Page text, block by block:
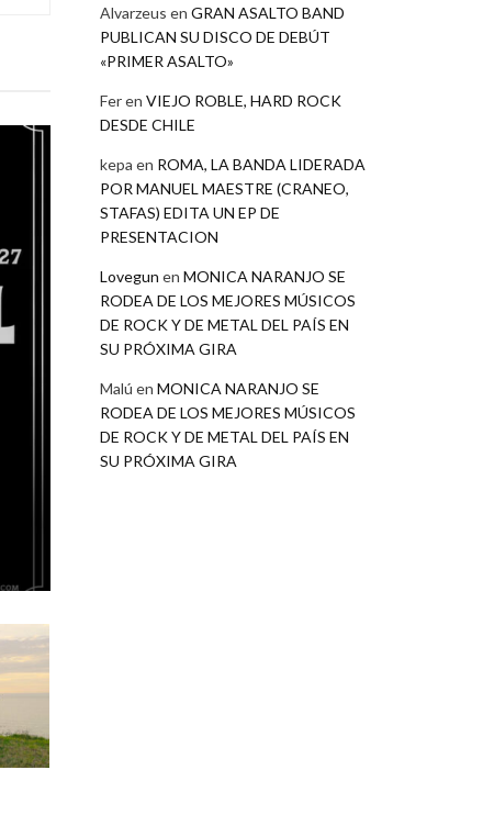
Alvarzeus en GRAN ASALTO BAND
PUBLICAN SU DISCO DE DEBÚT
«PRIMER ASALTO»
Feren VIEJO ROBLE, HARD ROCK
DESDE CHILE
kepa en ROMA, LA BANDA LIDERADA
POR MANUEL MAESTRE (CRANEO,
STAFAS) EDITA UN EP DE
PRESENTACION
Lovegun en MONICA NARANJO SE
RODEA DE LOS MEJORES MÚSICOS
DE ROCK Y DE METAL DEL PAÍS EN
SU PRÓXIMA GIRA
Malú en MONICA NARANJO SE
RODEA DE LOS MEJORES MÚSICOS
DE ROCK Y DE METAL DEL PAÍS EN
SU PRÓXIMA GIRA